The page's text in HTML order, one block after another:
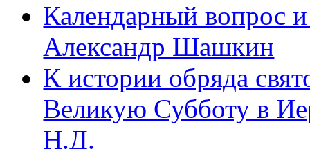
Календарный вопрос
Александр Шашкин
К истории обряда
Великую Субботу в
Н.Д.